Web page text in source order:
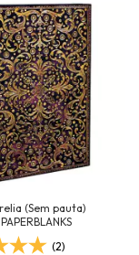
(Sem pauta)
(2)